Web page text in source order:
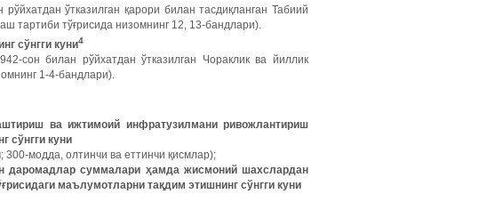
ўтказилган қарори билан тасдиқланган Табиий
тартиби тўғрисида низомнинг 12, 13-бандлари).
сўнгги куни4
сон билан рўйхатдан ўтказилган Чораклик ва йиллик
1-4-бандлари).
ва ижтимоий инфратузилмани ривожлантириш
сўнгги куни
300-модда, олтинчи ва еттинчи қисмлар);
даромадлар суммалари ҳамда жисмоний шахслардан
маълумотларни тақдим этишнинг сўнгги куни